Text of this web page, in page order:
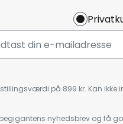
på 899 kr. Kan ikke
nyhedsbrev og få